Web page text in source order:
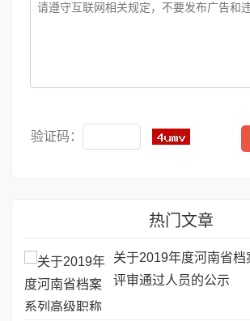
验证码：
热门文章
关于2019年度河南省
评审通过人员的公示